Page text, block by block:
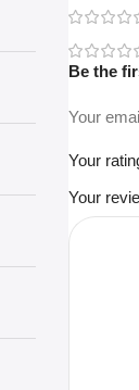
Be the first
Your
Your
Your